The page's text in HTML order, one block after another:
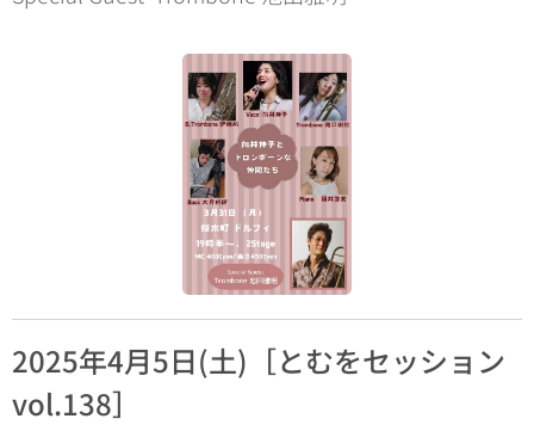
2025年4月5日(土)［とむをセッション
vol.138］